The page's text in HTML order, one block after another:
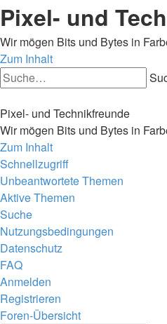
Pixel- und
Wir mögen Bits und Bytes in
Zum Inhalt
Pixel- und Technikfreunde
Wir mögen Bits und Bytes in
Zum Inhalt
Schnellzugriff
Unbeantwortete Themen
Aktive Themen
Suche
Nutzungsbedingungen
Datenschutz
FAQ
Anmelden
Registrieren
Foren-Übersicht